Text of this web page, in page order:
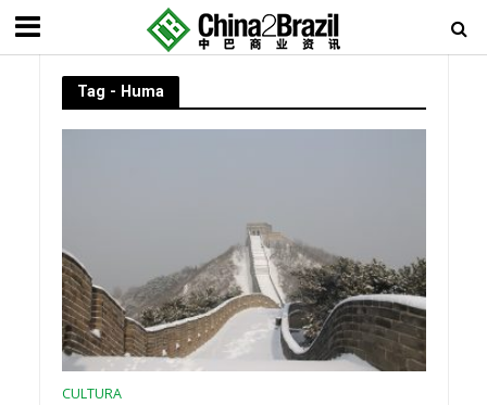
Tag - Huma
CULTURA